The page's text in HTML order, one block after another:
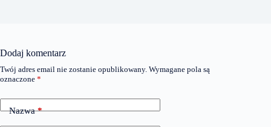
Dodaj komentarz
Twój adres email nie zostanie opublikowany. Wymagane pola są
oznaczone *
Nazwa*